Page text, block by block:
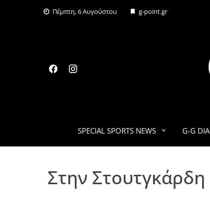
Πέμπτη, 6 Αυγούστου g-point.gr
SPECIAL SPORTS NEWS G-G
Στην